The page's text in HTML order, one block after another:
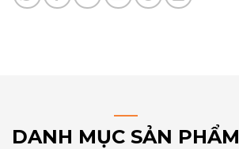
DANH MỤC SẢN PHẨM